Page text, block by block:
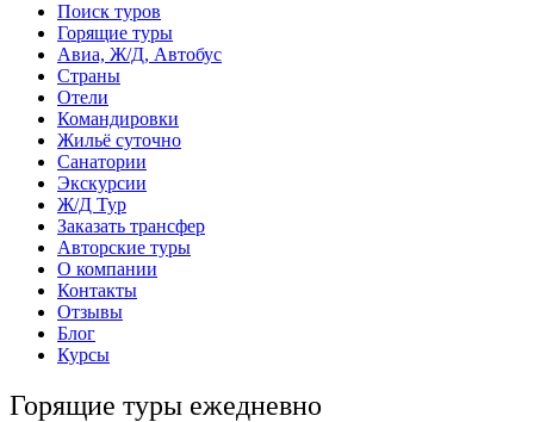
Поиск туров
Горящие туры
Авиа, Ж/Д, Автобус
Страны
Отели
Командировки
Жильё суточно
Санатории
Экскурсии
Ж/Д Тур
Заказать трансфер
Авторские туры
О компании
Контакты
Отзывы
Блог
Курсы
Горящие туры ежедневно